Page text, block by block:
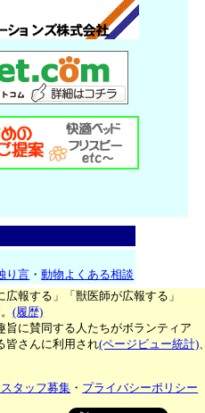
り言 ・動物よくある相談
広報する」「獣医師が広報する」
(履歴)
旨に賛同する人たちがボランティア
皆さんに利用され(ページビュー統計)、
タッフ募集 ・ プライバシーポリシー